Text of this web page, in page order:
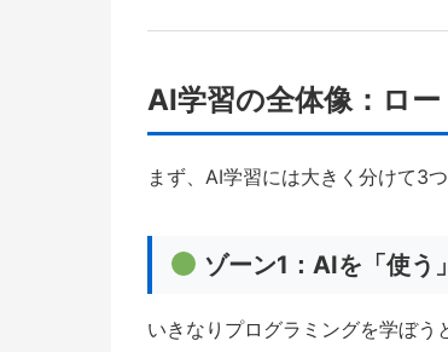
AI学習の全体像：ロ
まず、AI学習には大きく分けて3
ゾーン1：AIを「使う
いきなりプログラミングを学ぼう